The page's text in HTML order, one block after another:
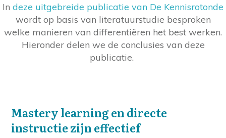
In deze uitgebreide publicatie van De Kennisrotonde
wordt op basis van literatuurstudie besproken
welke manieren van differentiëren het best werken.
Hieronder delen we de conclusies van deze
publicatie.
Mastery learning en directe
instructie zijn effectief